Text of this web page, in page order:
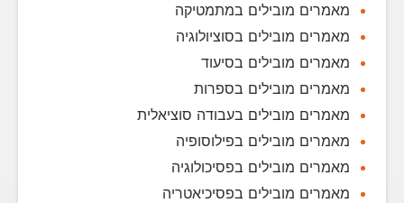
מאמרים מובילים במתמטיקה
מאמרים מובילים בסוציולוגיה
מאמרים מובילים בסיעוד
מאמרים מובילים בספרות
מאמרים מובילים בעבודה סוציאלית
מאמרים מובילים בפילוסופיה
מאמרים מובילים בפסיכולוגיה
מאמרים מובילים בפסיכיאטריה